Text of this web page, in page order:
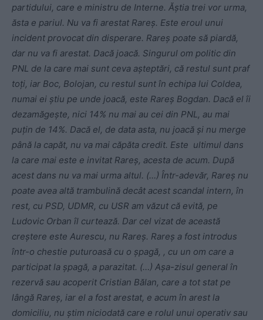
partidului, care e ministru de Interne. Ăștia trei vor urma,
ăsta e pariul. Nu va fi arestat Rareș. Este eroul unui
incident provocat din disperare. Rareș poate să piardă,
dar nu va fi arestat. Dacă joacă. Singurul om politic din
PNL de la care mai sunt ceva așteptări, că restul sunt praf
toți, iar Boc, Bolojan, cu restul sunt în echipa lui Coldea,
numai ei știu pe unde joacă, este Rareș Bogdan. Dacă el îi
dezamăgește, nici 14% nu mai au cei din PNL, au mai
puțin de 14%. Dacă el, de data asta, nu joacă și nu merge
până la capăt, nu va mai căpăta credit. Este ultimul dans
la care mai este e invitat Rareș, acesta de acum. După
acest dans nu va mai urma altul. (…) Într-adevăr, Rareș nu
poate avea altă trambulină decât acest scandal intern, în
rest, cu PSD, UDMR, cu USR am văzut că evită, pe
Ludovic Orban îl curtează. Dar cel vizat de această
creștere este Aurescu, nu Rareș. Rareș a fost introdus
într-o chestie puturoasă cu o șpagă, , cu un om care a
participat la șpagă, a parazitat. (…) Așa-zisul general în
rezervă sau acoperit Cristian Bălan, care a tot stat pe
lângă Rareș, iar el a fost arestat, e acum în arest la
domiciliu, nu știm niciodată care e rolul unui operativ sau